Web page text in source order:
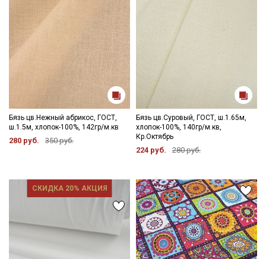
Бязь цв.Нежный абрикос, ГОСТ,
ш.1.5м, хлопок-100%, 142гр/м.кв
280 руб. 350 руб.
Бязь цв.Суровый, ГОСТ, ш.1.65м,
хлопок-100%, 140гр/м.кв,
Кр.Октябрь
224 руб. 280 руб.
СКИДКА 20% АКЦИЯ